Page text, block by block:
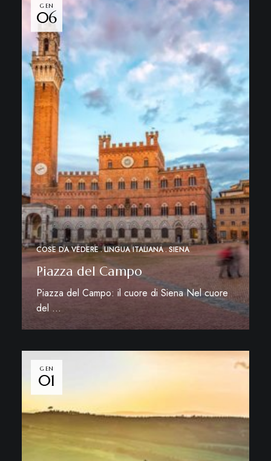
GEN
06
COSE DA VEDERE LINGUA ITALIANA SIENA
Piazza del Campo
Piazza del Campo: il cuore di Siena Nel cuore
del …
Leggi di più
GEN
01